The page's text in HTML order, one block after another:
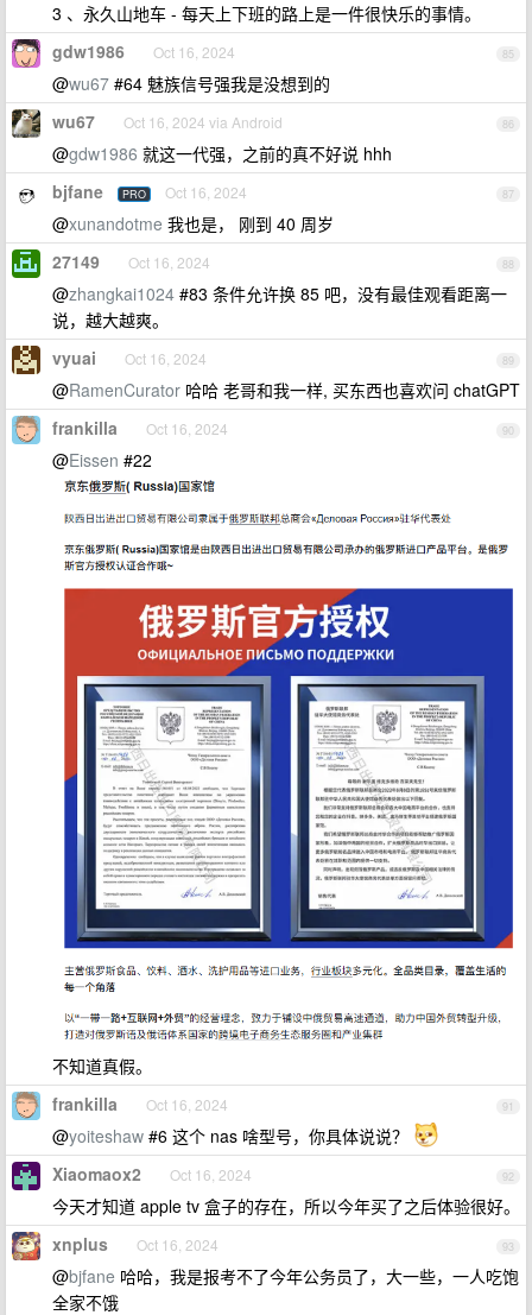
3 、永久山地车 - 每天上下班的路上是一件很快乐的事情。
85
gdw1986 Oct 16, 2024
@wu67 #64 魅族信号强我是没想到的
86
wu67 Oct 16, 2024 via Android
@gdw1986 就这一代强，之前的真不好说 hhh
87
bjfane PRO Oct 16, 2024
@xunandotme 我也是， 刚到 40 周岁
88
27149 Oct 16, 2024
@zhangkai1024 #83 条件允许换 85 吧，没有最佳观看距离一
说，越大越爽。
89
vyuai Oct 16, 2024
@RamenCurator 哈哈 老哥和我一样, 买东西也喜欢问 chatGPT
90
frankilla Oct 16, 2024
@Eissen #22
不知道真假。
91
frankilla Oct 16, 2024
@yoiteshaw #6 这个 nas 啥型号，你具体说说？
92
Xiaomaox2 Oct 16, 2024
今天才知道 apple tv 盒子的存在，所以今年买了之后体验很好。
93
xnplus Oct 16, 2024
@bjfane 哈哈，我是报考不了今年公务员了，大一些，一人吃饱
全家不饿